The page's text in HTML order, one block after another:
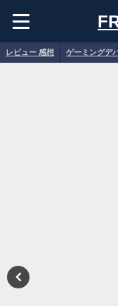
レビュー 感想 ゲーミングデ